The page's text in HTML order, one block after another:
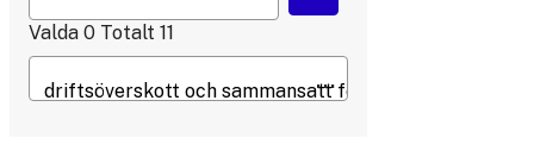
Valda 0 Totalt 11